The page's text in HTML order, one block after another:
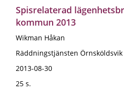
Spisrelaterad
kommun 2013
Wikman Håkan
Räddningstjänsten Örnsköldsvik
2013-08-30
25 s.